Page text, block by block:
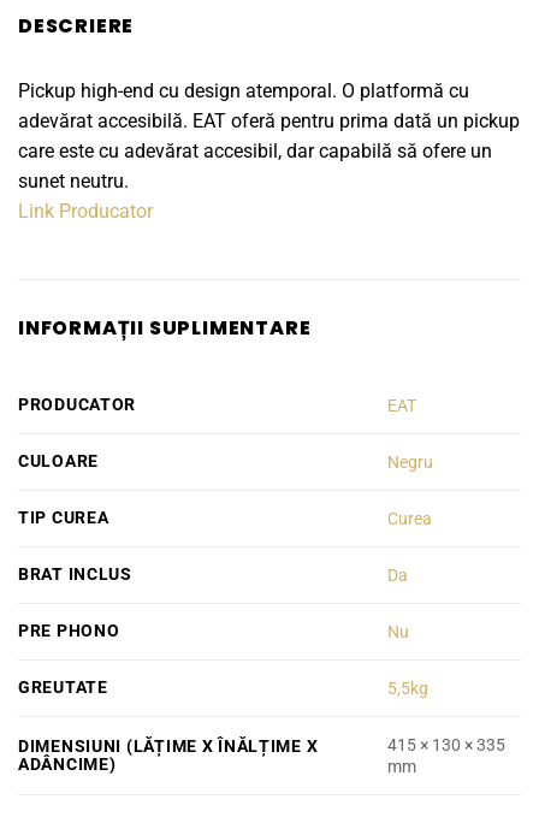
DESCRIERE
Pickup high-end cu design atemporal. O platformă cu
adevărat accesibilă. EAT oferă pentru prima dată un pickup
care este cu adevărat accesibil, dar capabilă să ofere un
sunet neutru.
Link Producator
INFORMAȚII SUPLIMENTARE
PRODUCATOR EAT
CULOARE Negru
TIP CUREA Curea
BRAT INCLUS Da
PRE PHONO Nu
GREUTATE 5,5kg
DIMENSIUNI (LĂȚIME X ÎNĂLȚIME X
ADÂNCIME)
415 × 130 × 335
mm